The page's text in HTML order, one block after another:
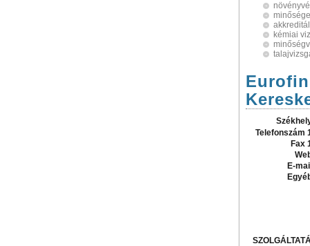
kémiai
Telefonszám
Fax
E-